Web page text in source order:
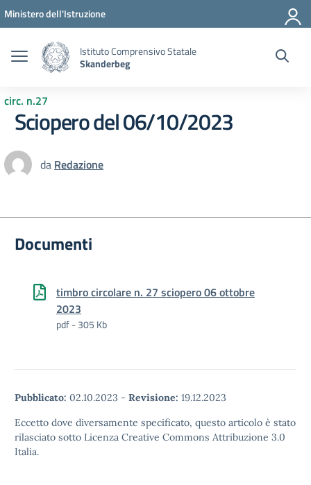
Vai ai contenuti
Vai al menu di navigazione
Vai al footer
Ministero dell'Istruzione
Istituto Comprensivo Statale
Skanderbeg
circ. n.27
Sciopero del 06/10/2023
da Redazione
Documenti
timbro circolare n. 27 sciopero 06 ottobre
2023
pdf - 305 Kb
Pubblicato: 02.10.2023 - Revisione: 19.12.2023
Eccetto dove diversamente specificato, questo articolo è stato
rilasciato sotto Licenza Creative Commons Attribuzione 3.0
Italia.